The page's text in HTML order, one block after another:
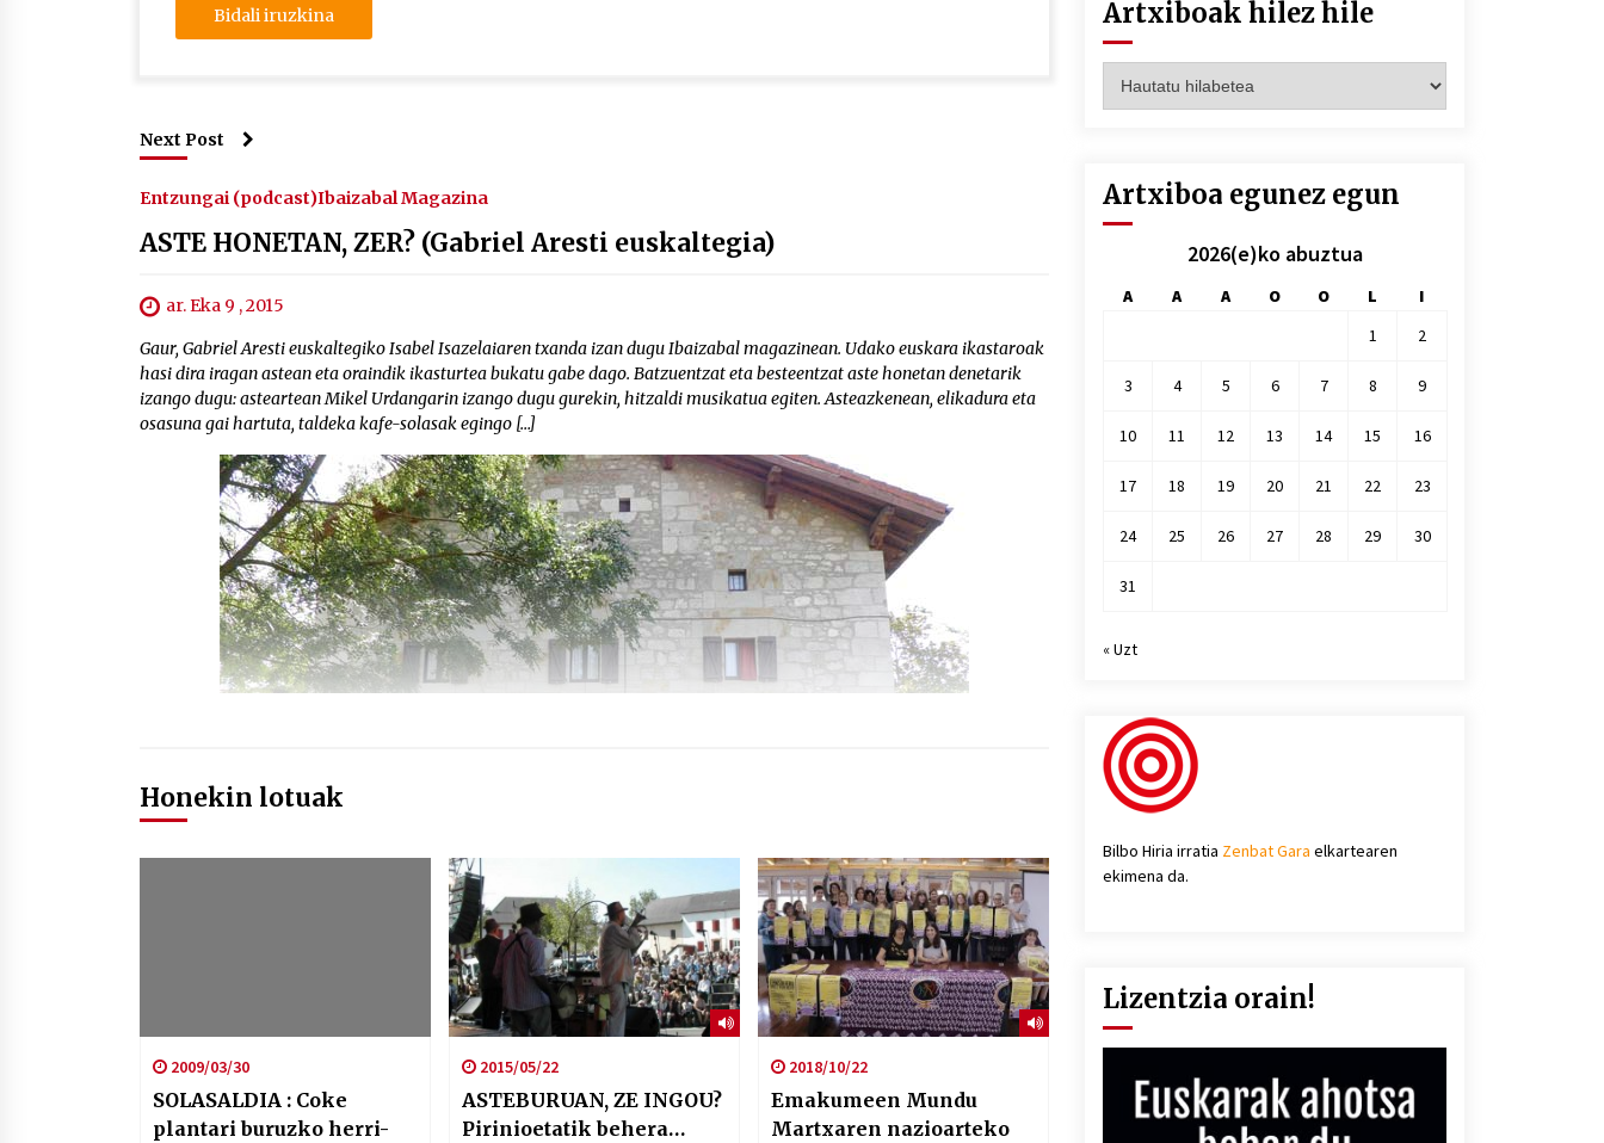
Next Post
Entzungai (podcast)Ibaizabal Magazina
ASTE HONETAN, ZER? (Gabriel Aresti euskaltegia)
ar. Eka 9 , 2015
Gaur, Gabriel Aresti euskaltegiko Isabel Isazelaiaren txanda izan dugu Ibaizabal magazinean. Udako euskara ikastaroak
hasi dira iragan astean eta oraindik ikasturtea bukatu gabe dago. Batzuentzat eta besteentzat aste honetan denetarik
izango dugu: asteartean Mikel Urdangarin izango dugu gurekin, hitzaldi musikatua egiten. Asteazkenean, elikadura eta
osasuna gai hartuta, taldeka kafe-solasak egingo […]
Honekin lotuak
2009/03/30
SOLASALDIA : Coke
plantari buruzko herri-
2015/05/22
ASTEBURUAN, ZE INGOU?
Pirinioetatik behera…
2018/10/22
Emakumeen Mundu
Martxaren nazioarteko
Artxiboak hilez hile
hilez
Artxiboa egunez egun
2026(e)ko abuztua
A A A O O L
I
1
2
3 4 5 6 7 8 9
10 11 12 13 14 15 16
17 18 19 20 21 22 23
24 25 26 27 28 29 30
31
« Uzt
Bilbo Hiria irratia Zenbat Gara elkartearen
ekimena da.
Lizentzia orain!